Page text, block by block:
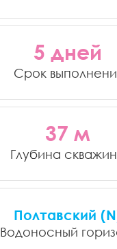
5 дней
Срок
37 м
Глубина
Полтавский
Водоносный